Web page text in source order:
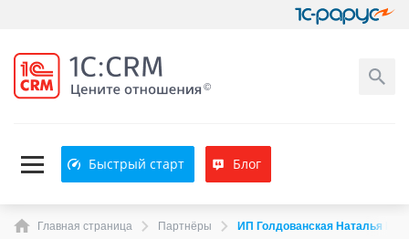
Быстрый старт Блог
Главная страница Партнёры ИП Голдованская Наталья